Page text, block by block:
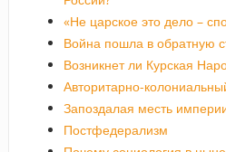
«Не царское это дело –
Война пошла в обратную
Возникнет ли Курская
Авторитарно-
Запоздалая месть
Постфедерализм